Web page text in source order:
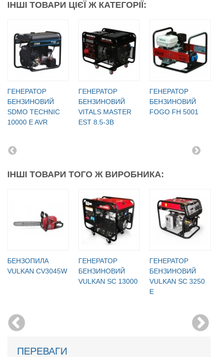
ІНШІ ТОВАРИ ЦІЄЇ Ж КАТЕГОРІЇ:
ГЕНЕРАТОР
БЕНЗИНОВИЙ
SDMO TECHNIC
10000 E AVR
ГЕНЕРАТОР
БЕНЗИНОВИЙ
VITALS MASTER
EST 8.5-3B
ГЕНЕРАТОР
БЕНЗИНОВИЙ
FOGO FH 5001
ІНШІ ТОВАРИ ТОГО Ж ВИРОБНИКА:
БЕНЗОПИЛА
VULKAN CV3045W
ГЕНЕРАТОР
БЕНЗИНОВИЙ
VULKAN SC 13000
ГЕНЕРАТОР
БЕНЗИНОВИЙ
VULKAN SC 3250
E
ПЕРЕВАГИ